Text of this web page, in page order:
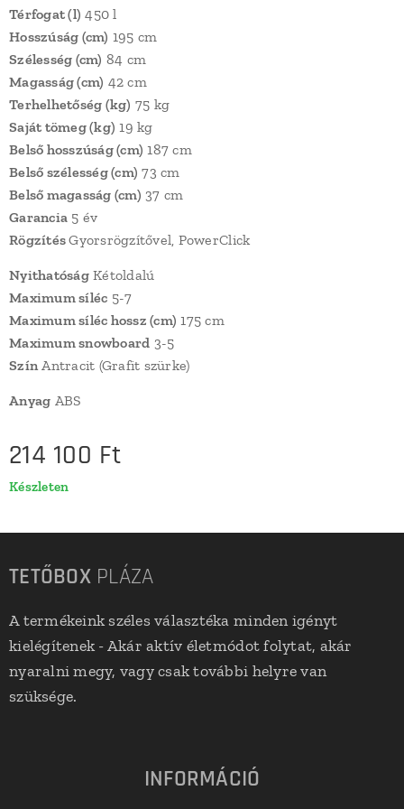
Térfogat (l) 450 l
Hosszúság (cm) 195 cm
Szélesség (cm) 84 cm
Magasság (cm) 42 cm
Terhelhetőség (kg) 75 kg
Saját tömeg (kg) 19 kg
Belső hosszúság (cm) 187 cm
Belső szélesség (cm) 73 cm
Belső magasság (cm) 37 cm
Garancia 5 év
RögzítésGyorsrögzítővel, PowerClick
NyithatóságKétoldalú
Maximum síléc 5-7
Maximum síléc hossz (cm) 175 cm
Maximum snowboard 3-5
SzínAntracit (Grafit szürke)
Anyag ABS
214 100 Ft
Készleten
TETŐBOX PLÁZA
A termékeink széles választéka minden igényt
kielégítenek - Akár aktív életmódot folytat, akár
nyaralni megy, vagy csak további helyre van
szüksége.
INFORMÁCIÓ